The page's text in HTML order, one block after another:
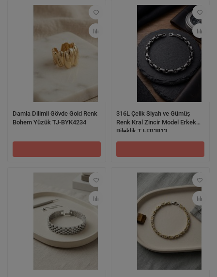
Damla Dilimli Gövde Gold Renk
Bohem Yüzük TJ-BYK4234
316L Çelik Siyah ve Gümüş
Renk Kral Zincir Model Erkek
Bileklik TJ-EB3813